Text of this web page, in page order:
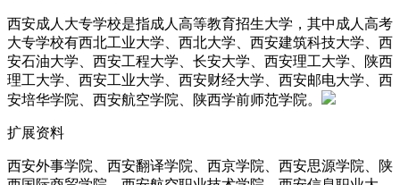
西安成人大专学校是指成人高等教育招生大学，其中成人高考
大专学校有西北工业大学、西北大学、西安建筑科技大学、西
安石油大学、西安工程大学、长安大学、西安理工大学、陕西
理工大学、西安工业大学、西安财经大学、西安邮电大学、西
安培华学院、西安航空学院、陕西学前师范学院。
扩展资料
西安外事学院、西安翻译学院、西京学院、西安思源学院、陕